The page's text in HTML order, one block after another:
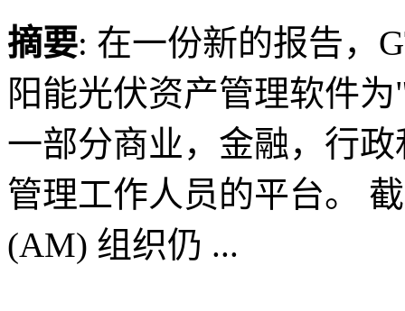
摘要: 在一份新的报告，
阳能光伏资产管理软件
一部分商业，金融，行
管理工作人员的平台。
(AM) 组织仍 ...